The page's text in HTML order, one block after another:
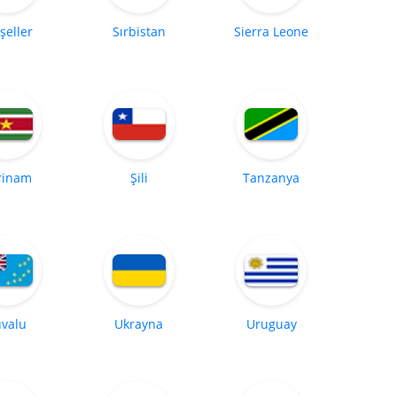
Sırbistan Sierra Leone
Şili Tanzanya
Ukrayna Uruguay